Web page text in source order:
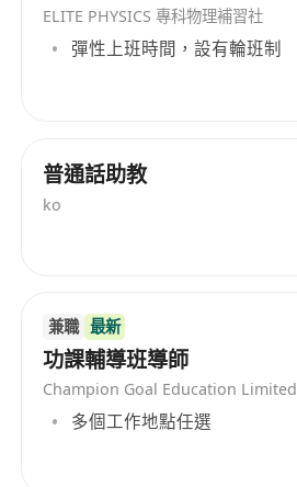
ELITE PHYSICS 專科物理補習社
彈性上班時間，設有輪班制
普通話助教
ko
兼職 最新
功課輔導班導師
Champion Goal Education Limited
多個工作地點任選